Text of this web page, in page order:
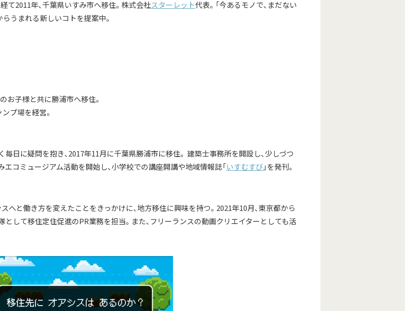
て2011年、千葉県いすみ市へ移住。株式会社スターレット代表。「今あるモノで、まだない
らうまれる新しいコトを提案中。
お子様と共に勝浦市へ移住。
プ場を経営。
日に疑問を抱き、2017年11月に千葉県勝浦市に移住。 建築士事務所を開設し、少しづつ
コミュージアム活動を開始し、小学校での講座開講や地域情報誌「いすむすび」を発刊。
へと働き方を変えたことをきっかけに、地方移住に興味を持つ。2021年10月、東京都から
して移住定住促進のPR業務を担当。また、フリーランスの動画クリエイターとしても活